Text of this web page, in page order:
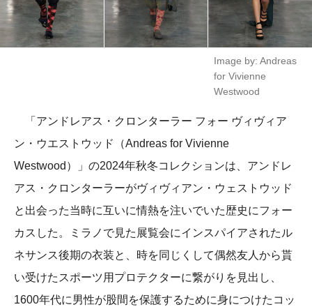
Image by: Andreas
for Vivienne
Westwood
「アンドレアス・クロンターラー フォー ヴィヴィア
ン・ウエストウッド（Andreas for Vivienne
Westwood）」の2024年秋冬コレクションは、アンドレ
アス・クロンターラーがヴィヴィアン・ウェストウッド
と出会った当時に互いに情熱を注いでいた歴史にフォー
カスした。ミラノで見た展覧会にインスパイアされたル
ネサンス後期の衣装と、時を同じくして偶然友人から貰
い受けたスポーツ用プロテクターに繋がりを見出し、
1600年代に男性が股間を保護するために身につけたコッ